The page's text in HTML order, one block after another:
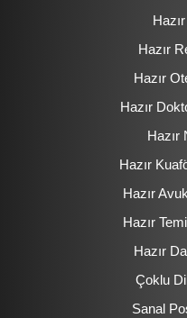
Hazır
Hazır
Hazır
Hazır
Hazır
Hazır
Hazır
Hazır
Çoklu
Sanal